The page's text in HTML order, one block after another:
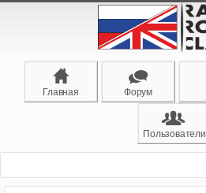
Главная Форум
Пользователи